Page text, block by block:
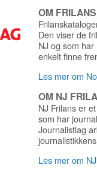
OM
Den viser de
NJ og som
enkelt finne
Les mer om
OM NJ
NJ Frilans er
som har
Journalistlag
Les mer om